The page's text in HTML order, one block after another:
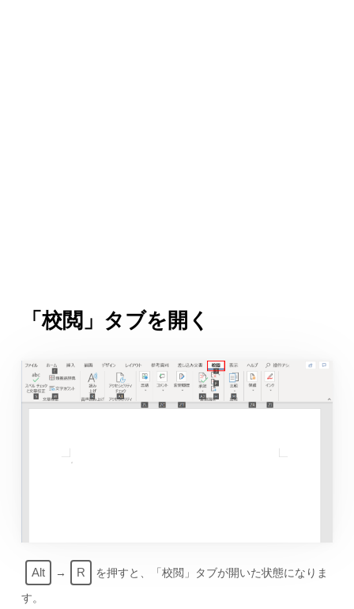
「校閲」タブを開く
Alt → R
を押すと、「校閲」タブが開いた状態になりま
す。